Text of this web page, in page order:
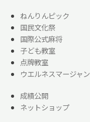
ねんりんピック
国民文化祭
国際公式麻将
子ども教室
点牌教室
ウエルネスマージャン
成績公開
ネットショップ